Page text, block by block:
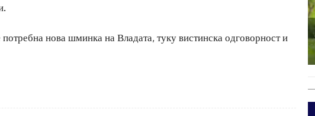
нова шминка на Владата, туку вистинска одговорност и